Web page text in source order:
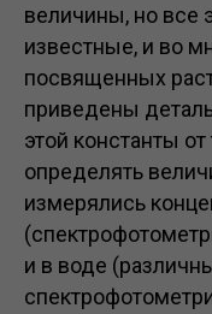
величины, но все
известные, и во
посвященных
приведены
этой константы
определять
измерялись
и в воде